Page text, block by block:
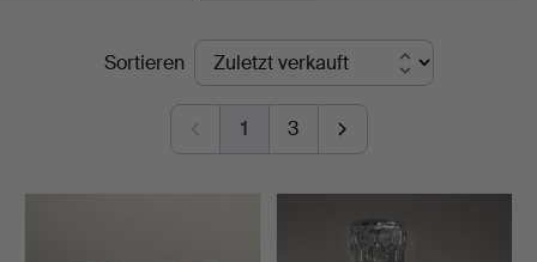
EndpreiseSortieren
1 3